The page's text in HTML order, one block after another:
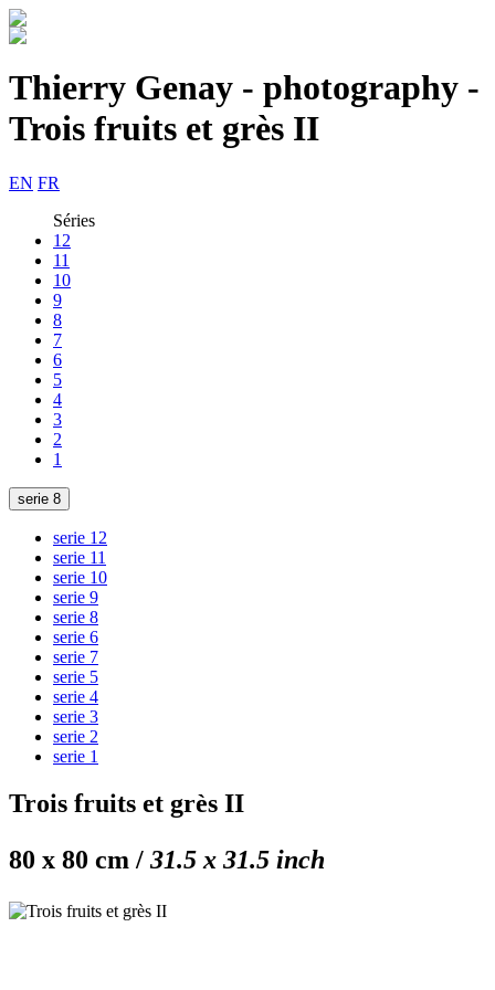
Thierry Genay - photography -
Trois fruits et grès II
EN FR
Séries
12
11
10
9
8
7
6
5
4
3
2
1
serie 8
serie 12
serie 11
serie 10
serie 9
serie 8
serie 6
serie 7
serie 5
serie 4
serie 3
serie 2
serie 1
Trois fruits et grès II
80 x 80 cm / 31.5 x 31.5 inch